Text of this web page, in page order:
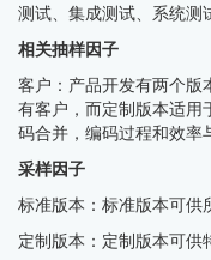
测试、集成测试、系统测
相关抽样因子
客户：产品开发有两个版
有客户，而定制版本适用
码合并，编码过程和效率
采样因子
标准版本：标准版本可供
定制版本：定制版本可供